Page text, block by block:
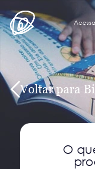
Voltar para
O